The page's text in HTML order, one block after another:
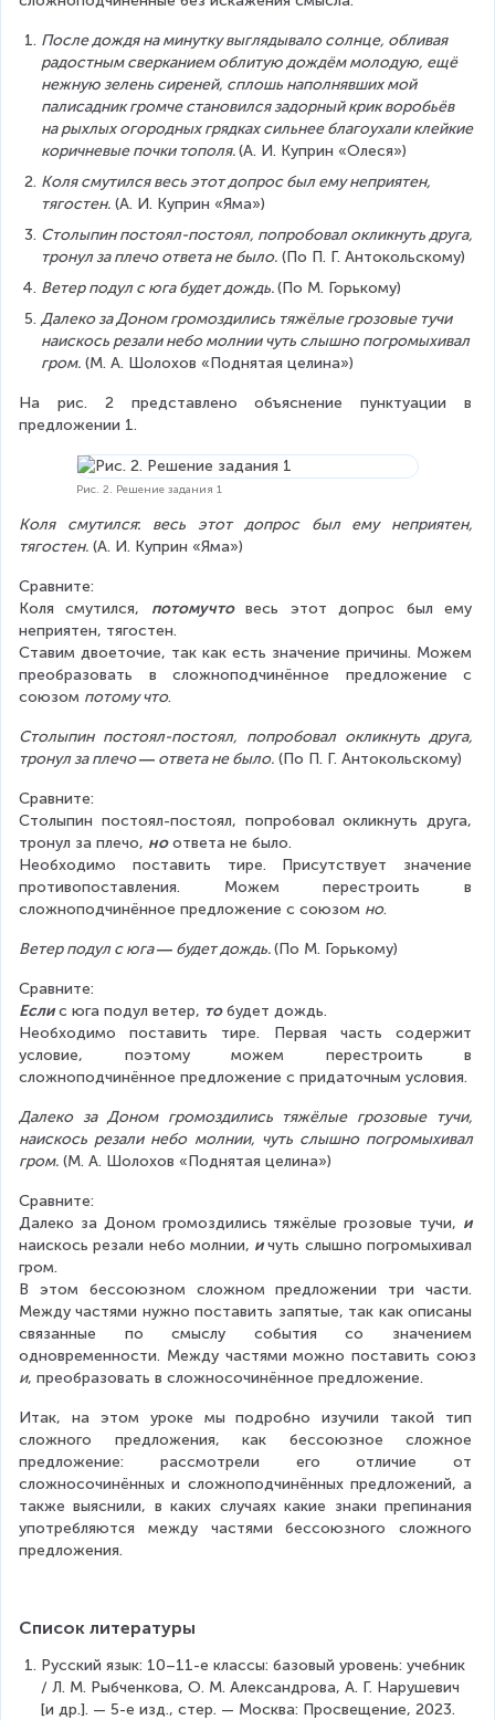
После дождя на минутку выглядывало солнце, обливая
радостным сверканием облитую дождём молодую, ещё
нежную зелень сиреней, сплошь наполнявших мой
палисадник громче становился задорный крик воробьёв
на рыхлых огородных грядках сильнее благоухали клейкие
коричневые почки тополя. (А. И. Куприн «Олеся»)
Коля смутился весь этот допрос был ему неприятен,
тягостен. (А. И. Куприн «Яма»)
Столыпин постоял-постоял, попробовал окликнуть друга,
тронул за плечо ответа не было. (По П. Г. Антокольскому)
Ветер подул с юга будет дождь. (По М. Горькому)
Далеко за Доном громоздились тяжёлые грозовые тучи
наискось резали небо молнии чуть слышно погромыхивал
гром. (М. А. Шолохов «Поднятая целина»)
На рис. 2 представлено объяснение пунктуации в
предложении 1.
Рис. 2. Решение задания 1
Коля смутился: весь этот допрос был ему неприятен,
тягостен. (А. И. Куприн «Яма»)
Сравните:
Коля смутился, потомучто весь этот допрос был ему
неприятен, тягостен.
Ставим двоеточие, так как есть значение причины. Можем
преобразовать в сложноподчинённое предложение с
союзом потому что.
Столыпин постоял-постоял, попробовал окликнуть друга,
тронул за плечо ― ответа не было. (По П. Г. Антокольскому)
Сравните:
Столыпин постоял-постоял, попробовал окликнуть друга,
тронул за плечо, но ответа не было.
Необходимо поставить тире. Присутствует значение
противопоставления. Можем перестроить в
сложноподчинённое предложение с союзом но.
Ветер подул с юга ― будет дождь. (По М. Горькому)
Сравните:
Если с юга подул ветер, то будет дождь.
Необходимо поставить тире. Первая часть содержит
условие, поэтому можем перестроить в
сложноподчинённое предложение с придаточным условия.
Далеко за Доном громоздились тяжёлые грозовые тучи,
наискось резали небо молнии, чуть слышно погромыхивал
гром. (М. А. Шолохов «Поднятая целина»)
Сравните:
Далеко за Доном громоздились тяжёлые грозовые тучи, и
наискось резали небо молнии, и чуть слышно погромыхивал
гром.
В этом бессоюзном сложном предложении три части.
Между частями нужно поставить запятые, так как описаны
связанные по смыслу события со значением
одновременности. Между частями можно поставить союз
и, преобразовать в сложносочинённое предложение.
Итак, на этом уроке мы подробно изучили такой тип
сложного предложения, как бессоюзное сложное
предложение: рассмотрели его отличие от
сложносочинённых и сложноподчинённых предложений, а
также выяснили, в каких случаях какие знаки препинания
употребляются между частями бессоюзного сложного
предложения.
Список литературы
Русский язык: 10–11-е классы: базовый уровень: учебник
/ Л. М. Рыбченкова, О. М. Александрова, А. Г. Нарушевич
[и др.]. — 5-е изд., стер. — Москва: Просвещение, 2023.